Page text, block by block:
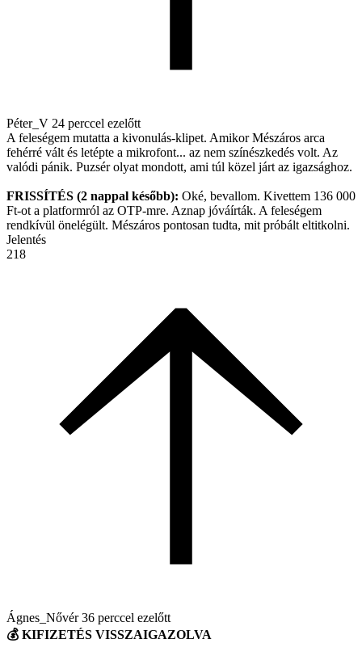
Péter_V 24 perccel ezelőtt
A feleségem mutatta a kivonulás-klipet. Amikor Mészáros arca
fehérré vált és letépte a mikrofont... az nem színészkedés volt. Az
valódi pánik. Puzsér olyat mondott, ami túl közel járt az igazsághoz.
FRISSÍTÉS (2 nappal később): Oké, bevallom. Kivettem 136 000
Ft-ot a platformról az OTP-mre. Aznap jóváírták. A feleségem
rendkívül önelégült. Mészáros pontosan tudta, mit próbált eltitkolni.
Jelentés
218
Ágnes_Nővér36 perccel ezelőtt
💰 KIFIZETÉS VISSZAIGAZOLVA